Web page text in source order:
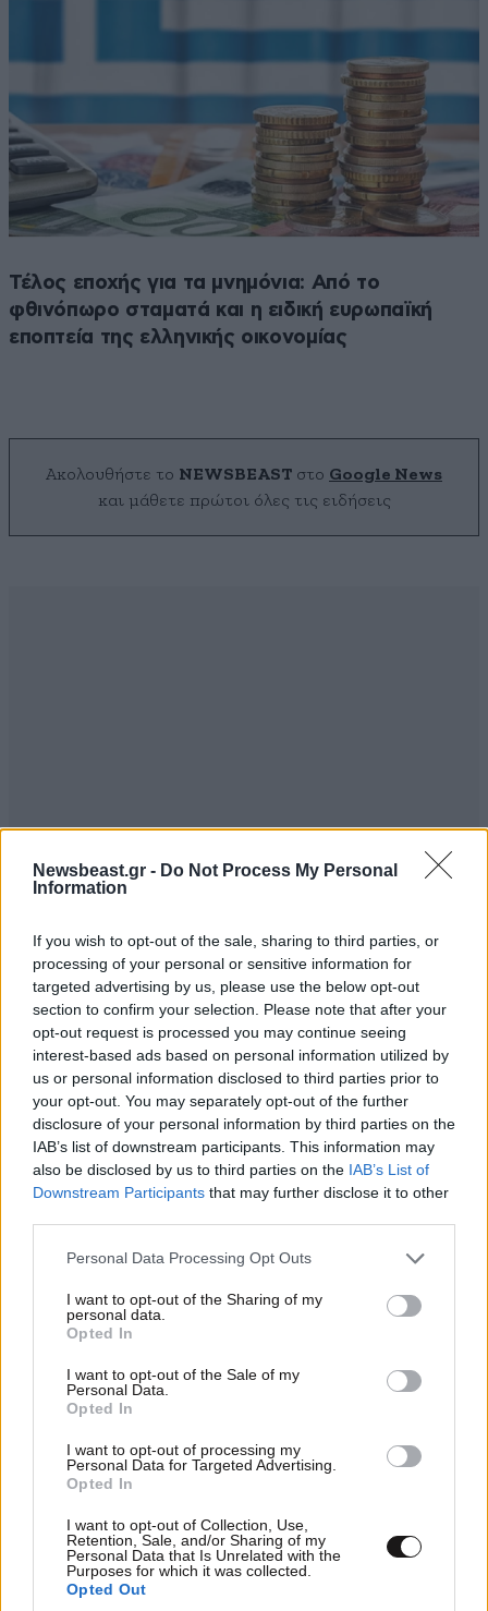
Newsbeast.gr - Do Not Process My Personal
Information
If you wish to opt-out of the sale, sharing to third parties, or
processing of your personal or sensitive information for
targeted advertising by us, please use the below opt-out
section to confirm your selection. Please note that after your
opt-out request is processed you may continue seeing
interest-based ads based on personal information utilized by
us or personal information disclosed to third parties prior to
your opt-out. You may separately opt-out of the further
disclosure of your personal information by third parties on the
IAB’s list of downstream participants. This information may
also be disclosed by us to third parties on the IAB’s List of
Downstream Participants that may further disclose it to other
Please note that this website/app uses one or more Google
not limited to your visit or usage behaviour. You may click to
grant or deny consent to Google and its third-party tags to
use your data for below specified purposes in below Google
consent section.
Personal Data Processing Opt Outs
I want to opt-out of the Sharing of my
personal data.
Opted In
I want to opt-out of the Sale of my
Personal Data.
Opted In
I want to opt-out of processing my
Personal Data for Targeted Advertising.
Opted In
I want to opt-out of Collection, Use,
Retention, Sale, and/or Sharing of my
Personal Data that Is Unrelated with the
Purposes for which it was collected.
Opted Out
Τέλος εποχής για τα μνημόνια: Από το
φθινόπωρο σταματά και η ειδική ευρωπαϊκή
εποπτεία της ελληνικής οικονομίας
Ακολουθήστε το NEWSBEAST στο Google News
και μάθετε πρώτοι όλες τις ειδήσεις
ΠΡΟΣΘΕΣΤΕ ΤΟ ΣΧΟΛΙΟ ΣΑΣ
Xαρακτήρες: 0/1000
Διαβάστε και ακολουθήστε τους κανόνες σχολιασμού
Ρε παιδιά εκεί 15·05·2026 17:45
Στο ΠΑΣΟΚ δεν βλέπουν ότι η κατάσταση του